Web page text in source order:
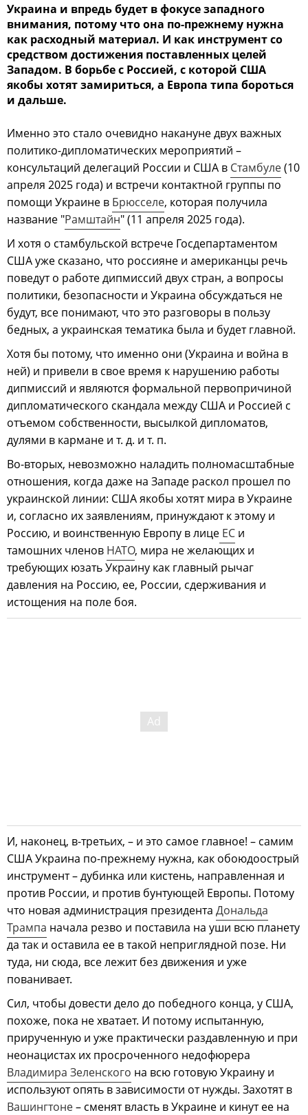
Украина и впредь будет в фокусе западного
внимания, потому что она по-прежнему нужна
как расходный материал. И как инструмент со
средством достижения поставленных целей
Западом. В борьбе с Россией, с которой США
якобы хотят замириться, а Европа типа бороться
и дальше.
Именно это стало очевидно накануне двух важных
политико-дипломатических мероприятий –
консультаций делегаций России и США в Стамбуле(10
апреля 2025 года) и встречи контактной группы по
помощи Украине в Брюсселе, которая получила
название "Рамштайн" (11 апреля 2025 года).
И хотя о стамбульской встрече Госдепартаментом
США уже сказано, что россияне и американцы речь
поведут о работе дипмиссий двух стран, а вопросы
политики, безопасности и Украина обсуждаться не
будут, все понимают, что это разговоры в пользу
бедных, а украинская тематика была и будет главной.
Хотя бы потому, что именно они (Украина и война в
ней) и привели в свое время к нарушению работы
дипмиссий и являются формальной первопричиной
дипломатического скандала между США и Россией с
отъемом собственности, высылкой дипломатов,
дулями в кармане и т. д. и т. п.
Во-вторых, невозможно наладить полномасштабные
отношения, когда даже на Западе раскол прошел по
украинской линии: США якобы хотят мира в Украине
и, согласно их заявлениям, принуждают к этому и
Россию, и воинственную Европу в лице ЕС и
тамошних членов НАТО, мира не желающих и
требующих юзать Украину как главный рычаг
давления на Россию, ее, России, сдерживания и
истощения на поле боя.
И, наконец, в-третьих, – и это самое главное! – самим
США Украина по-прежнему нужна, как обоюдоострый
инструмент – дубинка или кистень, направленная и
против России, и против бунтующей Европы. Потому
что новая администрация президента Дональда
Трампа начала резво и поставила на уши всю планету
да так и оставила ее в такой неприглядной позе. Ни
туда, ни сюда, все лежит без движения и уже
пованивает.
Сил, чтобы довести дело до победного конца, у США,
похоже, пока не хватает. И потому испытанную,
прирученную и уже практически раздавленную и при
неонацистах их просроченного недофюрера
Владимира Зеленского на всю готовую Украину и
используют опять в зависимости от нужды. Захотят в
Вашингтоне– сменят власть в Украине и кинут ее на